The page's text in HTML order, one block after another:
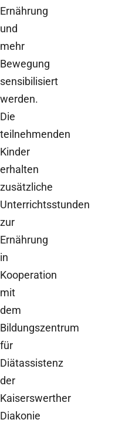
Ernährung
und
mehr
Bewegung
sensibilisiert
werden.
Die
teilnehmenden
Kinder
erhalten
zusätzliche
Unterrichtsstunden
zur
Ernährung
in
Kooperation
mit
dem
Bildungszentrum
für
Diätassistenz
der
Kaiserswerther
Diakonie